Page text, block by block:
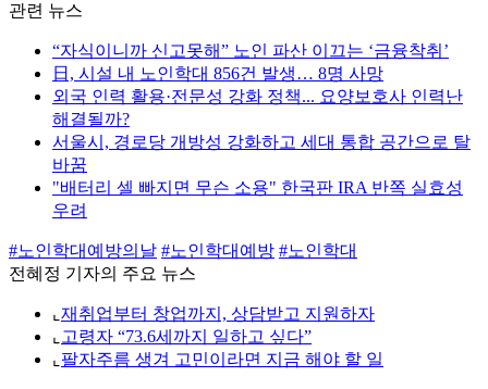
관련 뉴스
“자식이니까 신고못해” 노인 파산 이끄는 ‘금융착취’
日, 시설 내 노인학대 856건 발생… 8명 사망
외국 인력 활용·전문성 강화 정책... 요양보호사 인력난
해결될까?
서울시, 경로당 개방성 강화하고 세대 통합 공간으로 탈
바꿈
"배터리 셀 빠지면 무슨 소용" 한국판 IRA 반쪽 실효성
우려
#노인학대예방의날 #노인학대예방 #노인학대
전혜정 기자의 주요 뉴스
⌞ 재취업부터 창업까지, 상담받고 지원하자
⌞ 고령자 “73.6세까지 일하고 싶다”
⌞ 팔자주름 생겨 고민이라면 지금 해야 할 일